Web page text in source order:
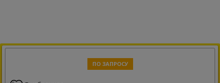
ПО ЗАПРОСУ